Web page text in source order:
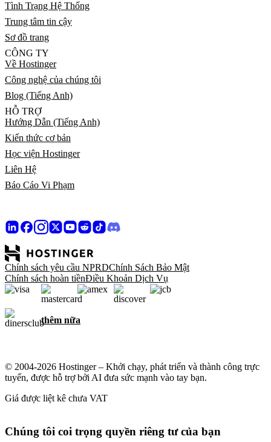
Tình Trạng Hệ Thống
Trung tâm tin cậy
Sơ đồ trang
CÔNG TY
Về Hostinger
Công nghệ của chúng tôi
Blog (Tiếng Anh)
HỖ TRỢ
Hướng Dẫn (Tiếng Anh)
Kiến thức cơ bản
Học viện Hostinger
Liên Hệ
Báo Cáo Vi Phạm
Chính sách yêu cầu NPRDChính Sách Bảo Mật
Chính sách hoàn tiềnĐiều Khoản Dịch Vụ
thêm nữa
© 2004-2026 Hostinger – Khởi chạy, phát triển và thành công trực
tuyến, được hỗ trợ bởi AI đưa sức mạnh vào tay bạn.
Giá được liệt kê chưa VAT
Chúng tôi coi trọng quyền riêng tư của bạn